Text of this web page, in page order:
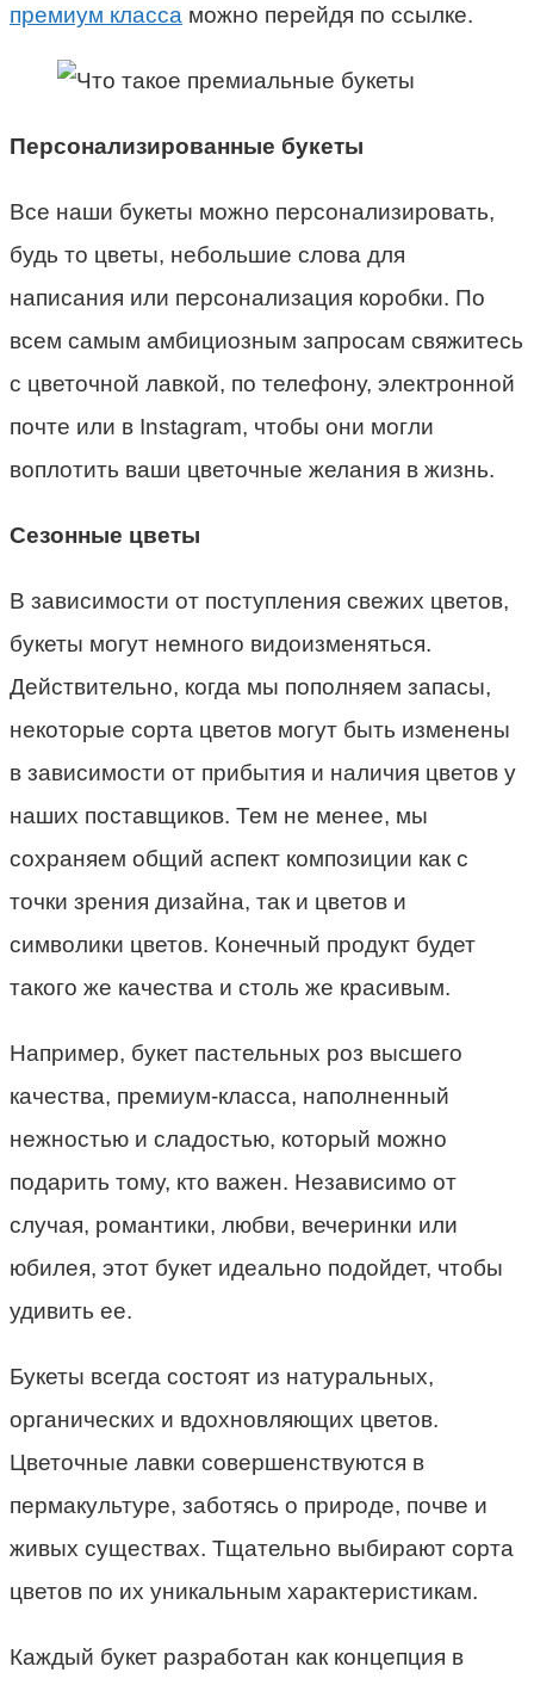
премиум класса можно перейдя по ссылке.
Персонализированные букеты
Все наши букеты можно персонализировать,
будь то цветы, небольшие слова для
написания или персонализация коробки. По
всем самым амбициозным запросам свяжитесь
с цветочной лавкой, по телефону, электронной
почте или в Instagram, чтобы они могли
воплотить ваши цветочные желания в жизнь.
Сезонные цветы
В зависимости от поступления свежих цветов,
букеты могут немного видоизменяться.
Действительно, когда мы пополняем запасы,
некоторые сорта цветов могут быть изменены
в зависимости от прибытия и наличия цветов у
наших поставщиков. Тем не менее, мы
сохраняем общий аспект композиции как с
точки зрения дизайна, так и цветов и
символики цветов. Конечный продукт будет
такого же качества и столь же красивым.
Например, букет пастельных роз высшего
качества, премиум-класса, наполненный
нежностью и сладостью, который можно
подарить тому, кто важен. Независимо от
случая, романтики, любви, вечеринки или
юбилея, этот букет идеально подойдет, чтобы
удивить ее.
Букеты всегда состоят из натуральных,
органических и вдохновляющих цветов.
Цветочные лавки совершенствуются в
пермакультуре, заботясь о природе, почве и
живых существах. Тщательно выбирают сорта
цветов по их уникальным характеристикам.
Каждый букет разработан как концепция в